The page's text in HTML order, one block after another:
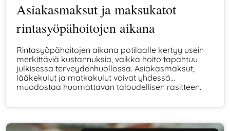
Asiakasmaksut ja maksukatot
rintasyöpähoitojen aikana
Rintasyöpähoitojen aikana potilaalle kertyy usein
merkittäviä kustannuksia, vaikka hoito tapahtuu
julkisessa terveydenhuollossa. Asiakasmaksut,
lääkekulut ja matkakulut voivat yhdessä
muodostaa huomattavan taloudellisen rasitteen.